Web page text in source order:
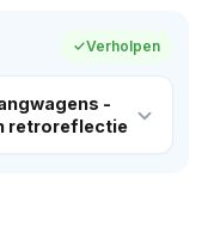
Verholpen
-
retroreflectie